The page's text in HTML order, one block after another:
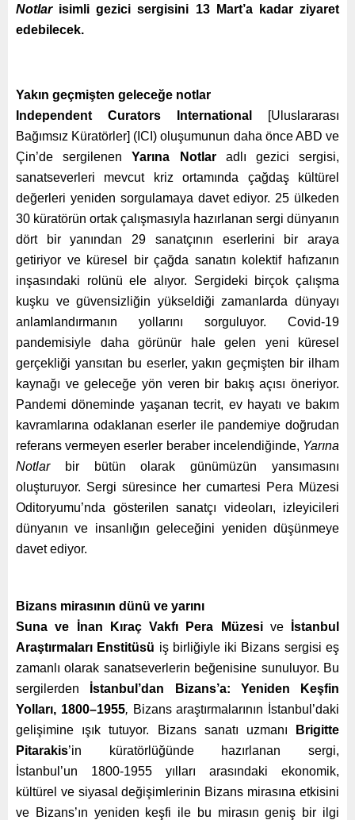
Notlarisimli gezici sergisini 13 Mart’a kadar ziyaret
edebilecek.
Yakın geçmişten geleceğe notlar
Independent Curators International
[Uluslararası
Bağımsız Küratörler] (ICI) oluşumunun daha önce ABD ve
Çin’de sergilenenYarına Notlar
adlı gezici sergisi,
sanatseverleri mevcut kriz ortamında çağdaş kültürel
değerleri yeniden sorgulamaya davet ediyor. 25 ülkeden
30 küratörün ortak çalışmasıyla hazırlanan sergi dünyanın
dört bir yanından 29 sanatçının eserlerini bir araya
getiriyor ve küresel bir çağda sanatın kolektif hafızanın
inşasındaki rolünü ele alıyor. Sergideki birçok çalışma
kuşku ve güvensizliğin yükseldiği zamanlarda dünyayı
anlamlandırmanın yollarını sorguluyor. Covid-19
pandemisiyle daha görünür hale gelen yeni küresel
gerçekliği yansıtan bu eserler, yakın geçmişten bir ilham
kaynağı ve geleceğe yön veren bir bakış açısı öneriyor.
Pandemi döneminde yaşanan tecrit, ev hayatı ve bakım
kavramlarına odaklanan eserler ile pandemiye doğrudan
referans vermeyen eserler beraber incelendiğinde, Yarına
Notlarbir bütün olarak günümüzün yansımasını
oluşturuyor. Sergi süresince her cumartesi Pera Müzesi
Oditoryumu’nda gösterilen sanatçı videoları, izleyicileri
dünyanın ve insanlığın geleceğini yeniden düşünmeye
davet ediyor.
Bizans mirasının dünü ve yarını
Suna ve İnan Kıraç Vakfı
Pera Müzesive
İstanbul
Araştırmaları Enstitüsü iş birliğiyle iki Bizans sergisi eş
zamanlı olarak sanatseverlerin beğenisine sunuluyor. Bu
sergilerden
İstanbul’dan Bizans’a: Yeniden Keşfin
Yolları, 1800–1955, Bizans araştırmalarının İstanbul’daki
gelişimine ışık tutuyor. Bizans sanatı uzmanı
Brigitte
Pitarakis’in küratörlüğünde hazırlanan sergi,
İstanbul’un 1800-1955 yılları arasındaki ekonomik,
kültürel ve siyasal değişimlerinin Bizans mirasına etkisini
ve Bizans’ın yeniden keşfi ile bu mirasın geniş bir ilgi